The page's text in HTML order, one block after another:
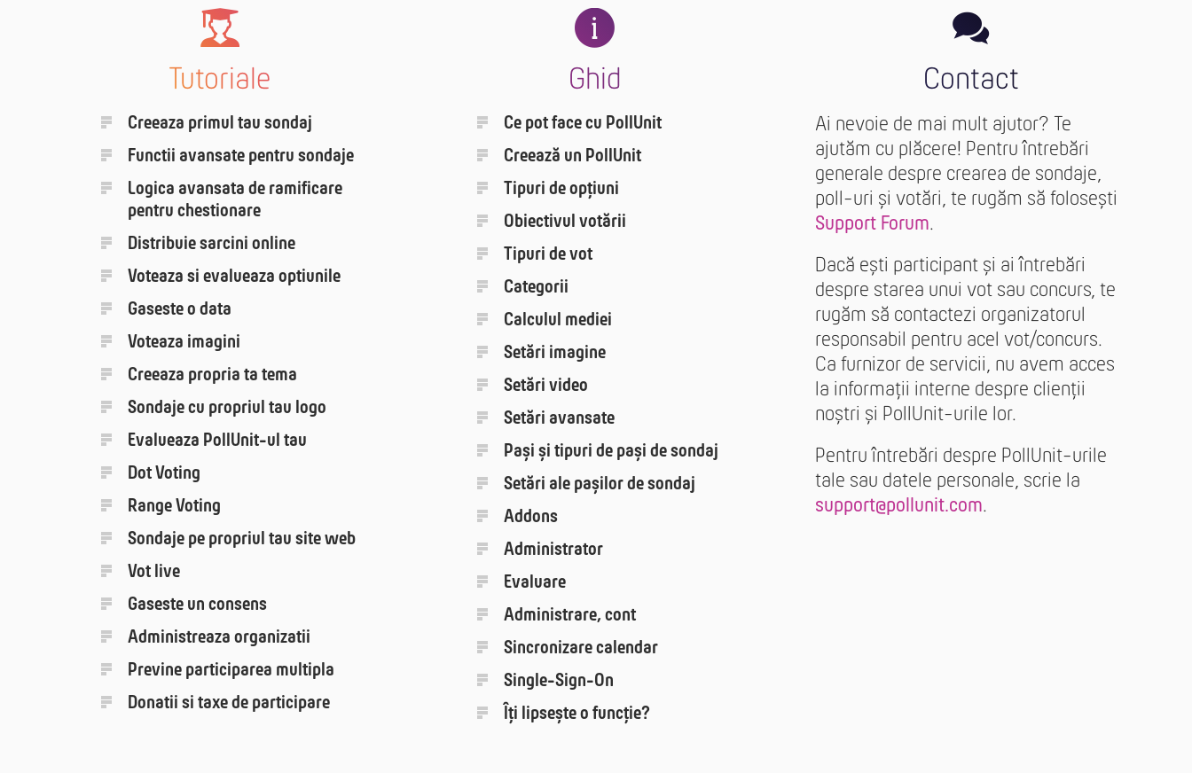
Tutoriale
Creeaza primul tau sondaj
Functii avansate pentru sondaje
Logica avansata de ramificare
pentru chestionare
Distribuie sarcini online
Voteaza si evalueaza optiunile
Gaseste o data
Voteaza imagini
Creeaza propria ta tema
Sondaje cu propriul tau logo
Evalueaza PollUnit-ul tau
Dot Voting
Range Voting
Sondaje pe propriul tau site web
Vot live
Gaseste un consens
Administreaza orga­nizatii
Previne participarea multipla
Donatii si taxe de participare
Ghid
Ce pot face cu PollUnit
Creează un PollUnit
Tipuri de opțiuni
Obiectivul votării
Tipuri de vot
Categorii
Calculul mediei
Setări imagine
Setări video
Setări avansate
Pași și tipuri de pași de sondaj
Setări ale pașilor de sondaj
Addons
Administrator
Evaluare
Administrare, cont
Sincronizare calendar
Single-Sign-On
Îți lipsește o funcție?
Contact
Ai nevoie de mai mult ajutor? Te
ajutăm cu plăcere! Pentru întrebări
generale despre crearea de sondaje,
poll-uri și votări, te rugăm să folosești
Support Forum.
Dacă ești participant și ai întrebări
despre starea unui vot sau concurs, te
rugăm să contactezi organizatorul
responsabil pentru acel vot/concurs.
Ca furnizor de servicii, nu avem acces
la informații interne despre clienții
noștri și PollUnit-urile lor.
Pentru întrebări despre PollUnit-urile
tale sau datele personale, scrie la
support@pollunit.com.